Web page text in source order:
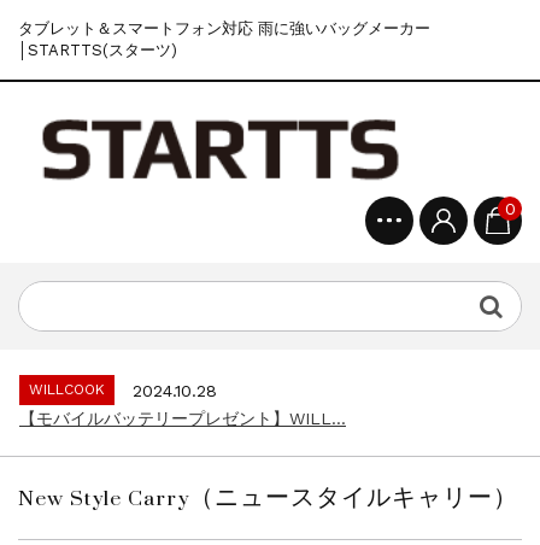
タブレット＆スマートフォン対応 雨に強いバッグメーカー
│STARTTS(スターツ)
0
WILLCOOK
2024.10.28
WILLCOOK
2024.10.28
【モバイルバッテリープレゼント】WILL...
WILLCOOK
2024.10.28
New Style Carry（ニュースタイルキャリー）